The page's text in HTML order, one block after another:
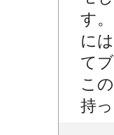
す
に
て
こ
持